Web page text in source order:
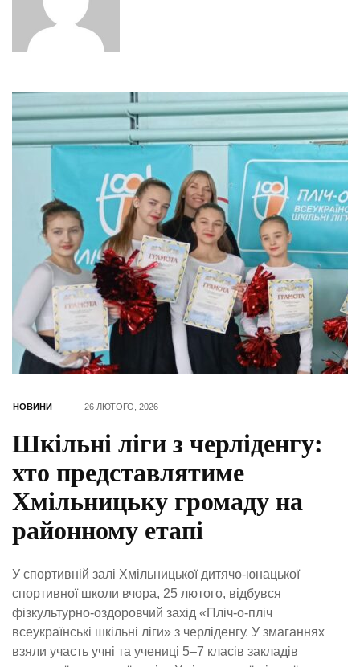
НОВИНИ 26 ЛЮТОГО, 2026
Шкільні ліги з черліденгу:
хто представлятиме
Хмільницьку громаду на
районному етапі
У спортивній залі Хмільницької дитячо-юнацької
спортивної школи вчора, 25 лютого, відбувся
фізкультурно-оздоровчий захід «Пліч-о-пліч
всеукраїнські шкільні ліги» з черліденгу. У змаганнях
взяли участь учні та учениці 5–7 класів закладів